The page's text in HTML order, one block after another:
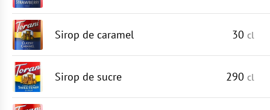
Sirop de caramel 30 cl
Sirop de sucre 290 cl